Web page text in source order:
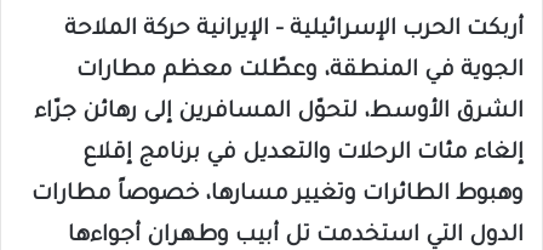
أربكت الحرب الإسرائيلية – الإيرانية حركة الملاحة
الجوية في المنطقة، وعطّلت معظم مطارات
الشرق الأوسط، لتحوّل المسافرين إلى رهائن جرّاء
إلغاء مئات الرحلات والتعديل في برنامج إقلاع
وهبوط الطائرات وتغيير مسارها، خصوصاً مطارات
الدول التي استخدمت تل أبيب وطهران أجواءها